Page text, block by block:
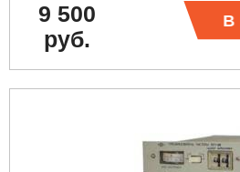
9 500
руб.
В